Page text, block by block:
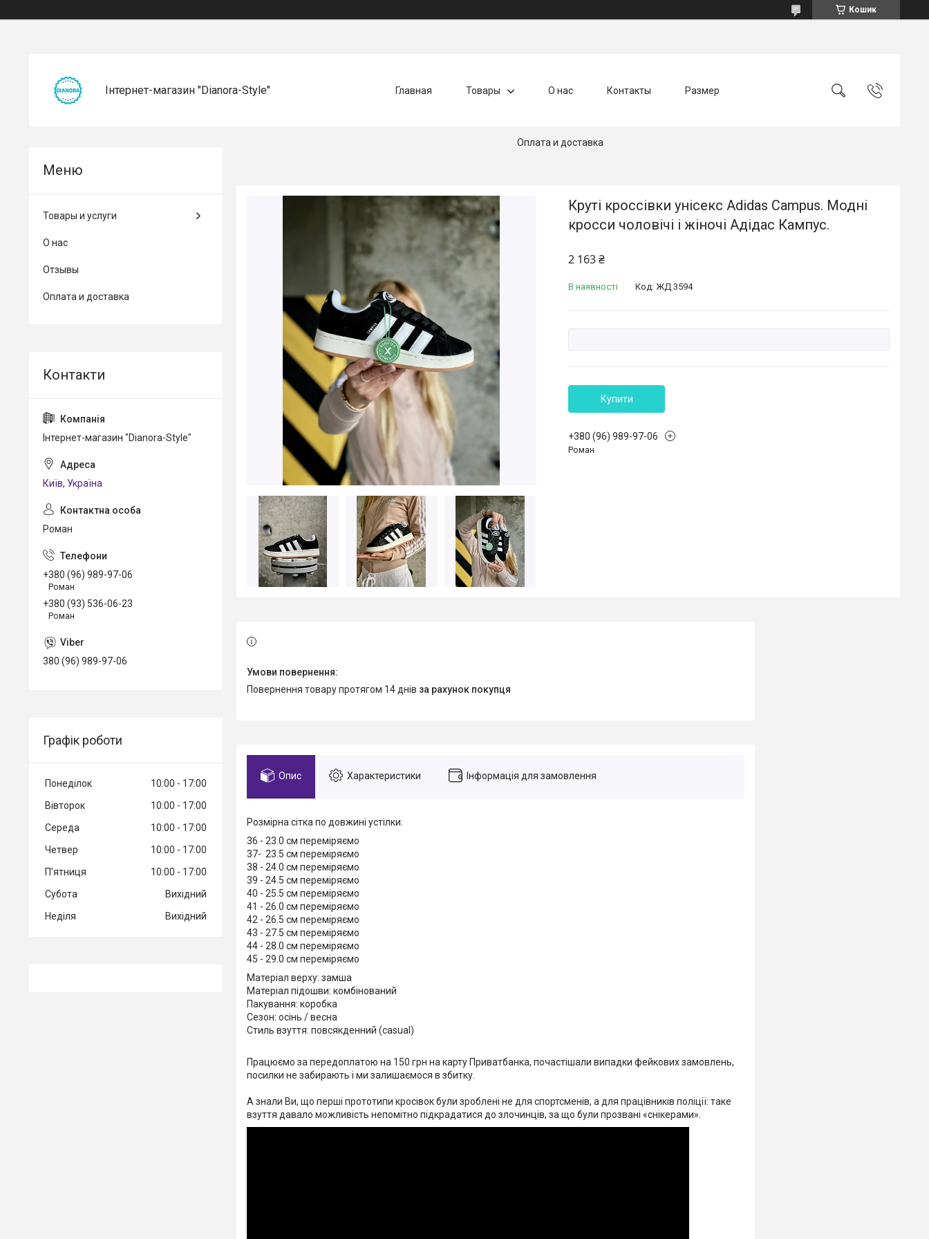
Кошик
Інтернет-магазин "Dianora-Style" Главная Товары О нас Контакты Размер
Оплата и доставка
Круті кроссівки унісекс Adidas Campus. Модні
кросси чоловічі і жіночі Адідас Кампус.
2 163 ₴
В наявності Код: ЖД 3594
Купити
+380 (96) 989-97-06
Роман
повернення товару протягом 14 днів за рахунок покупця
Опис Характеристики Інформація для замовлення
Розмірна сітка по довжині устілки:
36 - 23.0 см переміряємо
37- 23.5 см переміряємо
38 - 24.0 см переміряємо
39 - 24.5 см переміряємо
40 - 25.5 см переміряємо
41 - 26.0 см переміряємо
42 - 26.5 см переміряємо
43 - 27.5 см переміряємо
44 - 28.0 см переміряємо
45 - 29.0 см переміряємо
Матеріал верху: замша
Матеріал підошви: комбінований
Пакування: коробка
Сезон: осінь / весна
Стиль взуття: повсякденний (casual)
Працюємо за передоплатою на 150 грн на карту Приватбанка, почастішали випадки фейкових замовлень,
посилки не забирають і ми залишаємося в збитку.
А знали Ви, що перші прототипи кросівок були зроблені не для спортсменів, а для працівників поліції: таке
взуття давало можливість непомітно підкрадатися до злочинців, за що були прозвані «снікерами».
Товары и услуги
О нас
Отзывы
Оплата и доставка
Інтернет-магазин "Dianora-Style"
Київ, Україна
Роман
+380 (96) 989-97-06
Роман
+380 (93) 536-06-23
Роман
380 (96) 989-97-06
Графік роботи
Понеділок 10:00
17:00
Вівторок
10:00
17:00
Середа
10:00
17:00
Четвер
10:00
17:00
Пʼятниця
10:00
17:00
Субота
Вихідний
Неділя
Вихідний